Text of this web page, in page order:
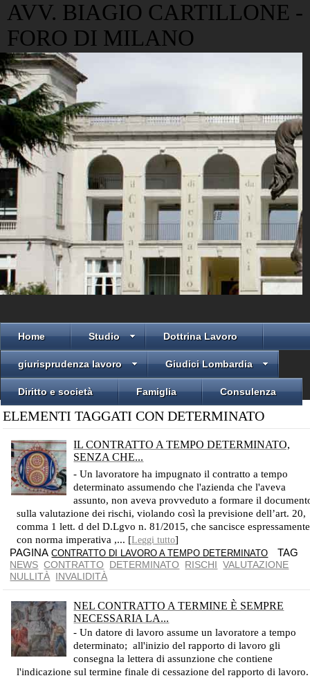
AVV. BIAGIO CARTILLONE -
FORO DI MILANO
Home Studio Dottrina Lavoro
giurisprudenza lavoro Giudici Lombardia
Diritto e società Famiglia Consulenza
ELEMENTI TAGGATI CON DETERMINATO
IL CONTRATTO A TEMPO DETERMINATO,
SENZA CHE...
- Un lavoratore ha impugnato il contratto a tempo
determinato assumendo che l'azienda che l'aveva
assunto, non aveva provveduto a formare il
sulla valutazione dei rischi, violando così la previsione dell’art. 20,
comma 1 lett. d del D.Lgvo n. 81/2015, che sancisce
con norma imperativa ,... [Leggi tutto]
PAGINACONTRATTO DI LAVORO A TEMPO DETERMINATO TAG
NEWS CONTRATTO DETERMINATO RISCHI VALUTAZIONE
NULLITÀ INVALIDITÀ
NEL CONTRATTO A TERMINE È SEMPRE
NECESSARIA LA...
- Un datore di lavoro assume un lavoratore a tempo
determinato; all'inizio del rapporto di lavoro gli
consegna la lettera di assunzione che contiene
l'indicazione sul termine finale di cessazione del rapporto di lavoro.